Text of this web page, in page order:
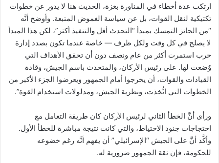
ارتكب عدة أخطاء في المناورة بغزة، الحديث هنا لا يدور عن خطوات
تكتيكية لنقل القوات، بل عن سياسة الغموض المتبعة. وأوضح أنَّه
“من الجائز التمسك بمبدأ “التحدث أقل والتنفيذ أكثر”، لكن هذا المبدأ
لا يصلح في كل وقت ولكل ظرف — خاصة عندما تكون بصدد إدارة
حرب استمرت أكثر من عام ونصف دون أن تحقق الأهداف التي
وُضعت لها. على رئيس الأركان، والمتحدث باسم الجيش، وقادة
القيادات والقوات، أن يخرجوا أمام الجمهور ويعرضوا الجزء الأكبر من
الخطوات التي اتُّخذت، ونظرية الجيش، ومدلولات استخدام القوة”.
ورأى أنَّ الخطأ الثاني لرئيس الأركان كان طريقة التعامل مع
احتجاجات جنود الاحتياط، والتي كانت نتيجة مباشرة للخطأ الأول.
وأكَّد أنَّ على الجيش “الإسرائيلي” أن يفهم أنَّه رغم خضوعه
للحكومة، فإن ثقة الجمهور ضرورية له.